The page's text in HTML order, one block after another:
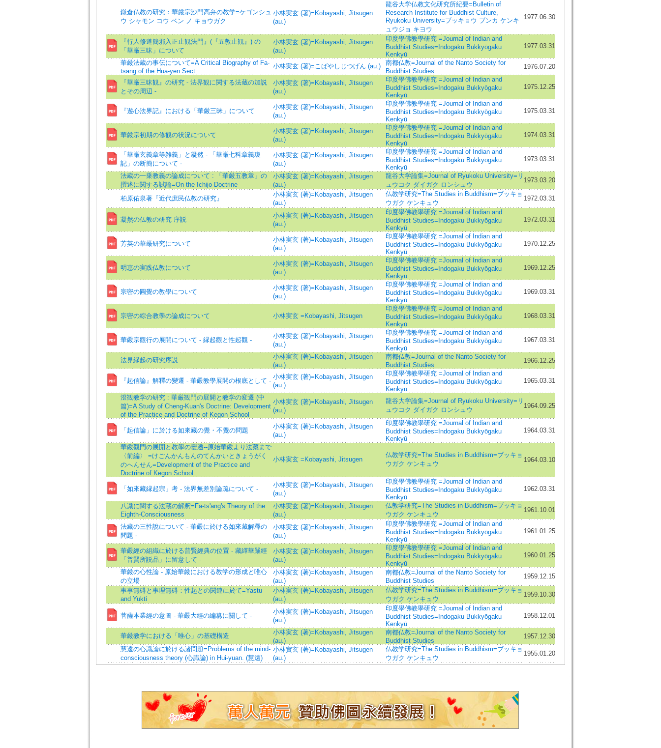
鎌倉仏教の研究：華厳宗沙門高弁の教学=ケゴンシュ
ウ シャモン コウ ベン ノ キョウガク
小林実玄 (著)=Kobayashi, Jitsugen
(au.)
龍谷大学仏教文化研究所紀要=Bulletin of
Research Institute for Buddhist Culture,
Ryukoku University=ブッキョウ ブンカ ケンキ
ュウジョ キヨウ
1977.06.30
『行人修道簡邪入正止観法門』(『五教止観』) の
「華厳三昧」について
小林実玄 (著)=Kobayashi, Jitsugen
(au.)
印度學佛教學研究 =Journal of Indian and
Buddhist Studies=Indogaku Bukkyōgaku
Kenkyū
1977.03.31
華厳法蔵の事伝について=A Critical Biography of Fa-
tsang of the Hua-yen Sect
小林実玄 (著)=こばやしじつげん (au.)
南都仏教=Journal of the Nanto Society for
Buddhist Studies
1976.07.20
『華厳三昧観』の研究 - 法界観に関する法蔵の加説
とその周辺 -
小林実玄 (著)=Kobayashi, Jitsugen
(au.)
印度學佛教學研究 =Journal of Indian and
Buddhist Studies=Indogaku Bukkyōgaku
Kenkyū
1975.12.25
『遊心法界記』における「華厳三昧」について
小林実玄 (著)=Kobayashi, Jitsugen
(au.)
印度學佛教學研究 =Journal of Indian and
Buddhist Studies=Indogaku Bukkyōgaku
Kenkyū
1975.03.31
華厳宗初期の修観の状況について
小林実玄 (著)=Kobayashi, Jitsugen
(au.)
印度學佛教學研究 =Journal of Indian and
Buddhist Studies=Indogaku Bukkyōgaku
Kenkyū
1974.03.31
「華厳玄義章等雑義」と凝然 - 「華厳七科章義瓊
記」の断簡について -
小林実玄 (著)=Kobayashi, Jitsugen
(au.)
印度學佛教學研究 =Journal of Indian and
Buddhist Studies=Indogaku Bukkyōgaku
Kenkyū
1973.03.31
法蔵の一乗教義の論成について : 「華厳五教章」の
撰述に関する試論=On the Ichijo Doctrine
小林実玄 (著)=Kobayashi, Jitsugen
(au.)
龍谷大学論集=Journal of Ryukoku University=リ
ュウコク ダイガク ロンシュウ
1973.03.20
柏原佑泉著『近代庶民仏教の研究』
小林実玄 (著)=Kobayashi, Jitsugen
(au.)
仏教学研究=The Studies in Buddhism=ブッキョ
ウガク ケンキュウ
1972.03.31
凝然の仏教の研究 序説
小林実玄 (著)=Kobayashi, Jitsugen
(au.)
印度學佛教學研究 =Journal of Indian and
Buddhist Studies=Indogaku Bukkyōgaku
Kenkyū
1972.03.31
芳英の華厳研究について
小林実玄 (著)=Kobayashi, Jitsugen
(au.)
印度學佛教學研究 =Journal of Indian and
Buddhist Studies=Indogaku Bukkyōgaku
Kenkyū
1970.12.25
明恵の実践仏教について
小林実玄 (著)=Kobayashi, Jitsugen
(au.)
印度學佛教學研究 =Journal of Indian and
Buddhist Studies=Indogaku Bukkyōgaku
Kenkyū
1969.12.25
宗密の圓覺の教學について
小林実玄 (著)=Kobayashi, Jitsugen
(au.)
印度學佛教學研究 =Journal of Indian and
Buddhist Studies=Indogaku Bukkyōgaku
Kenkyū
1969.03.31
宗密の綜合教學の論成について 小林実玄 =Kobayashi, Jitsugen
印度學佛教學研究 =Journal of Indian and
Buddhist Studies=Indogaku Bukkyōgaku
Kenkyū
1968.03.31
華嚴宗觀行の展開について - 縁起觀と性起觀 -
小林実玄 (著)=Kobayashi, Jitsugen
(au.)
印度學佛教學研究 =Journal of Indian and
Buddhist Studies=Indogaku Bukkyōgaku
Kenkyū
1967.03.31
法界縁起の研究序説
小林実玄 (著)=Kobayashi, Jitsugen
(au.)
南都仏教=Journal of the Nanto Society for
Buddhist Studies
1966.12.25
『起信論』解釋の變遷 - 華嚴教學展開の根底として -
小林実玄 (著)=Kobayashi, Jitsugen
(au.)
印度學佛教學研究 =Journal of Indian and
Buddhist Studies=Indogaku Bukkyōgaku
Kenkyū
1965.03.31
澄観教学の研究 : 華厳観門の展開と教学の変遷 (中
篇)=A Study of Cheng-Kuan's Doctrine: Development
of the Practice and Doctrine of Kegon School
小林実玄 (著)=Kobayashi, Jitsugen
(au.)
龍谷大学論集=Journal of Ryukoku University=リ
ュウコク ダイガク ロンシュウ
1964.09.25
「起信論」に於ける如來藏の覺・不覺の問題
小林実玄 (著)=Kobayashi, Jitsugen
(au.)
印度學佛教學研究 =Journal of Indian and
Buddhist Studies=Indogaku Bukkyōgaku
Kenkyū
1964.03.31
華嚴觀門の展開と教學の變遷--原始華嚴より法藏まで
〈前編〉 =けごんかんもんのてんかいときょうがく
のへんせん=Development of the Practice and
Doctrine of Kegon School
小林実玄 =Kobayashi, Jitsugen
仏教学研究=The Studies in Buddhism=ブッキョ
ウガク ケンキュウ
1964.03.10
「如來藏縁起宗」考 - 法界無差別論疏について -
小林実玄 (著)=Kobayashi, Jitsugen
(au.)
印度學佛教學研究 =Journal of Indian and
Buddhist Studies=Indogaku Bukkyōgaku
Kenkyū
1962.03.31
八識に関する法蔵の解釈=Fa-ts'ang's Theory of the
Eighth-Consciousness
小林実玄 (著)=Kobayashi, Jitsugen
(au.)
仏教学研究=The Studies in Buddhism=ブッキョ
ウガク ケンキュウ
1961.10.01
法藏の三性說について - 華嚴に於ける如來藏解釋の
問題 -
小林実玄 (著)=Kobayashi, Jitsugen
(au.)
印度學佛教學研究 =Journal of Indian and
Buddhist Studies=Indogaku Bukkyōgaku
Kenkyū
1961.01.25
華嚴經の組織に於ける普賢經典の位置 - 藏繹華嚴經
「普賢所説品」に留意して -
小林実玄 (著)=Kobayashi, Jitsugen
(au.)
印度學佛教學研究 =Journal of Indian and
Buddhist Studies=Indogaku Bukkyōgaku
Kenkyū
1960.01.25
華厳の心性論 - 原始華厳における教学の形成と唯心
の立場
小林実玄 (著)=Kobayashi, Jitsugen
(au.)
南都仏教=Journal of the Nanto Society for
Buddhist Studies
1959.12.15
事事無碍と事理無碍：性起との関連に於て=Yastu
and Yukti
小林実玄 (著)=Kobayashi, Jitsugen
(au.)
仏教学研究=The Studies in Buddhism=ブッキョ
ウガク ケンキュウ
1959.10.30
菩薩本業經の意圖 - 華嚴大經の編篡に關して -
小林実玄 (著)=Kobayashi, Jitsugen
(au.)
印度學佛教學研究 =Journal of Indian and
Buddhist Studies=Indogaku Bukkyōgaku
Kenkyū
1958.12.01
華厳教学における「唯心」の基礎構造
小林実玄 (著)=Kobayashi, Jitsugen
(au.)
南都仏教=Journal of the Nanto Society for
Buddhist Studies
1957.12.30
慧遠の心識論に於ける諸問題=Problems of the mind-
consciousness theory (心識論) in Hui-yuan. (慧遠)
小林實玄 (著)=Kobayashi, Jitsugen
(au.)
仏教学研究=The Studies in Buddhism=ブッキョ
ウガク ケンキュウ
1955.01.20